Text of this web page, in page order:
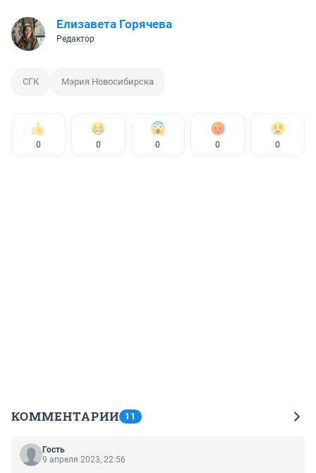
Елизавета Горячева
Редактор
СГК Мэрия Новосибирска
0 0 0 0 0
КОММЕНТАРИИ 11
Гость
9 апреля 2023, 22:56